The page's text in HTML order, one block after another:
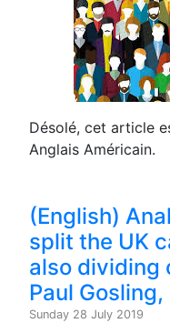
Désolé, cet article
Anglais Américain.
(English)
split the UK
also dividing
Paul
Sunday 28 July 2019